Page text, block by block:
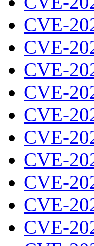
CVE-
CVE-
CVE-
CVE-
CVE-
CVE-
CVE-
CVE-
CVE-
CVE-